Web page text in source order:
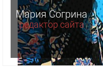
Мария Согрина
редактор сайта